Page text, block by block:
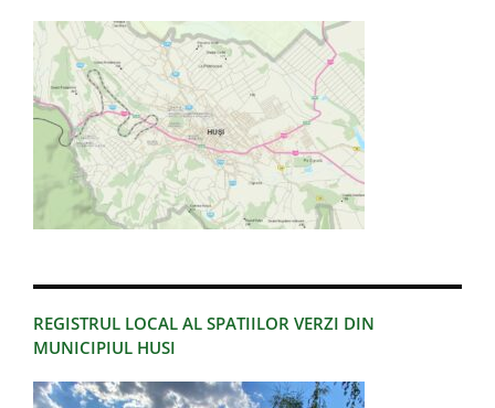
REGISTRUL LOCAL AL SPATIILOR VERZI DIN
MUNICIPIUL HUSI